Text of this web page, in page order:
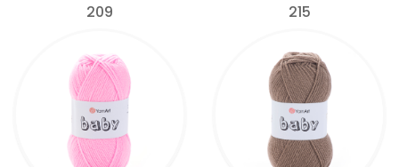
209 215